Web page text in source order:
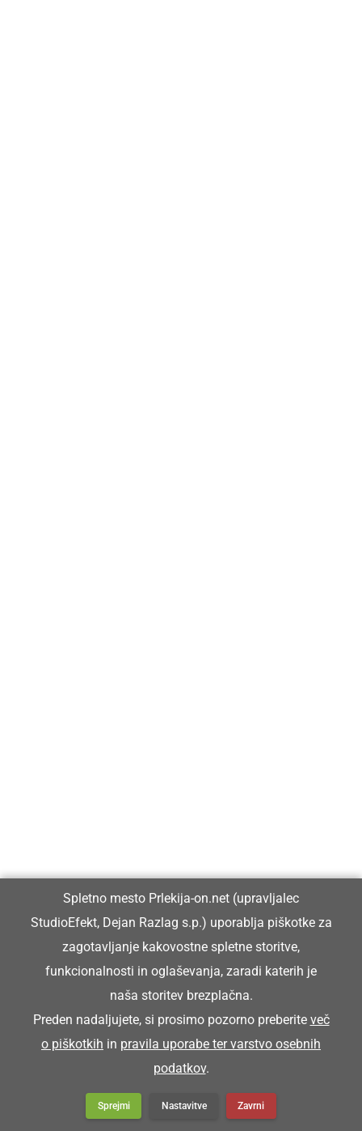
Spletno mesto Prlekija-on.net (upravljalec
StudioEfekt, Dejan Razlag s.p.) uporablja piškotke za
zagotavljanje kakovostne spletne storitve,
funkcionalnosti in oglaševanja, zaradi katerih je
naša storitev brezplačna.
Preden nadaljujete, si prosimo pozorno preberite več
o piškotkih in pravila uporabe ter varstvo osebnih
podatkov.
Sprejmi Nastavitve Zavrni